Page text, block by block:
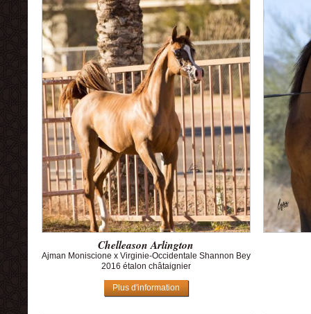
Chelleason Arlington
Ajman Moniscione x Virginie-Occidentale Shannon Bey
2016 étalon châtaignier
Plus d'information